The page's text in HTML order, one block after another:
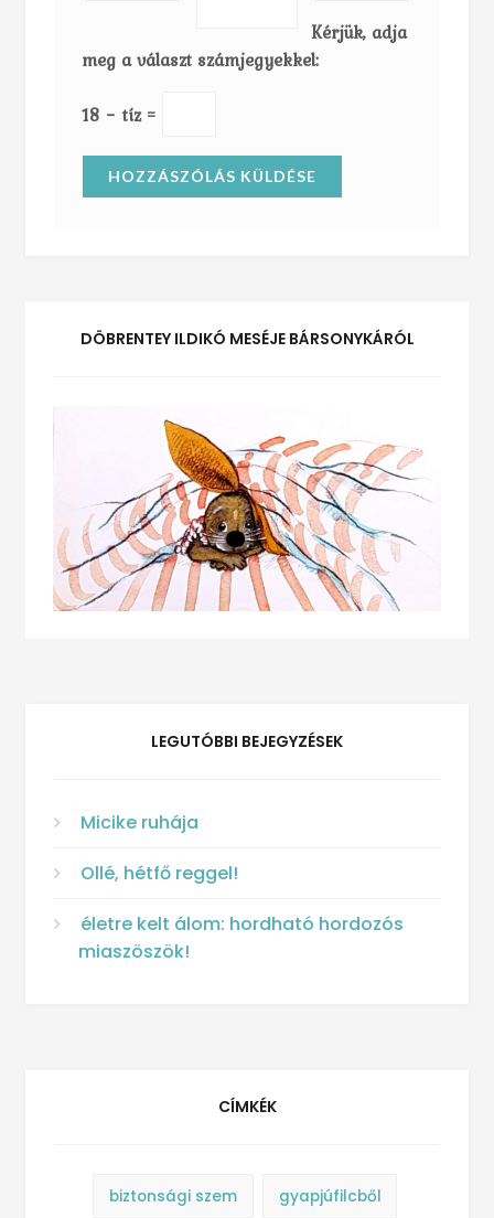
Kérjük, adja
meg a választ számjegyekkel:
18 − tíz =
DÖBRENTEY ILDIKÓ MESÉJE BÁRSONYKÁRÓL
LEGUTÓBBI BEJEGYZÉSEK
Micike ruhája
Ollé, hétfő reggel!
életre kelt álom: hordható hordozós
miaszöszök!
CÍMKÉK
biztonsági szem gyapjúfilcből